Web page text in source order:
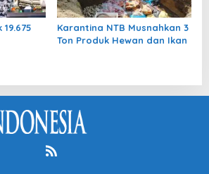
Karantina NTB Musnahkan 3
Ton Produk Hewan dan Ikan